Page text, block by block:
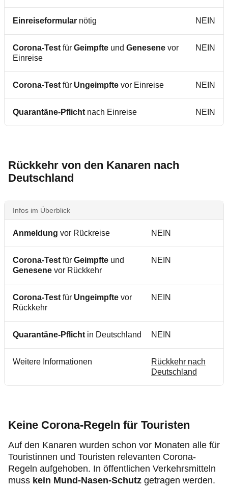
Einreiseformular nötig NEIN
Corona-Test für Geimpfte und Genesene vor
Einreise
NEIN
Corona-Test für Ungeimpfte vor Einreise NEIN
Quarantäne-Pflicht nach Einreise NEIN
Rückkehr von den Kanaren nach
Deutschland
Infos im Überblick
Anmeldung vor Rückreise NEIN
Corona-Test für Geimpfte und
Genesene vor Rückkehr
NEIN
Corona-Test für Ungeimpfte vor
Rückkehr
NEIN
Quarantäne-Pflicht in Deutschland NEIN
Weitere Informationen
Rückkehr nach
Deutschland
Keine Corona-Regeln für Touristen
Auf den Kanaren wurden schon vor Monaten alle für
Touristinnen und Touristen relevanten Corona-
Regeln aufgehoben. In öffentlichen Verkehrsmitteln
muss kein Mund-Nasen-Schutz getragen werden.